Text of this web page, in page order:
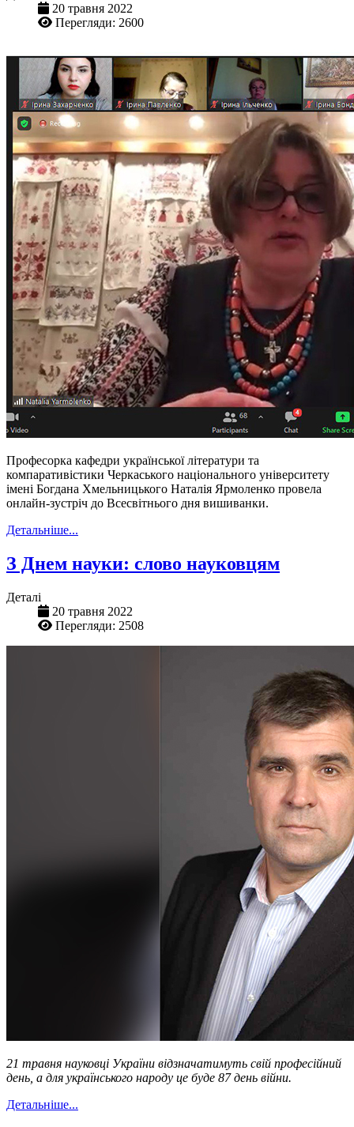
20 травня 2022
Перегляди: 2600
Професорка кафедри української літератури та
компаративістики Черкаського національного університету
імені Богдана Хмельницького Наталія Ярмоленко провела
онлайн-зустріч до Всесвітнього дня вишиванки.
Детальніше...
З Днем науки: слово науковцям
Деталі
20 травня 2022
Перегляди: 2508
21 травня науковці України відзначатимуть свій професійний
день, а для українського народу це буде 87 день війни.
Детальніше...